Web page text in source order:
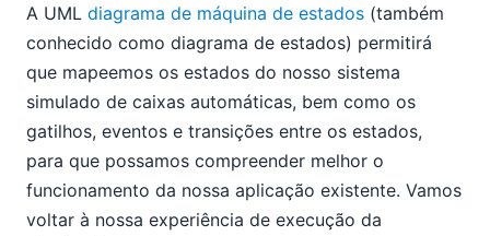
A UML diagrama de máquina de estados (também
conhecido como diagrama de estados) permitirá
que mapeemos os estados do nosso sistema
simulado de caixas automáticas, bem como os
gatilhos, eventos e transições entre os estados,
para que possamos compreender melhor o
funcionamento da nossa aplicação existente. Vamos
voltar à nossa experiência de execução da